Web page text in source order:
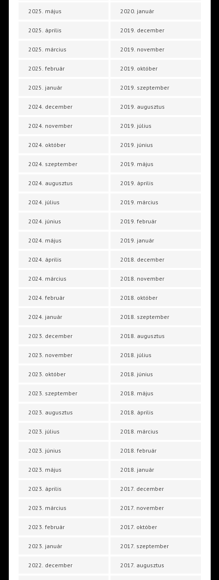
2025. május
2025. április
2025. március
2025. február
2025. január
2024. december
2024. november
2024. október
2024. szeptember
2024. augusztus
2024. július
2024. június
2024. május
2024. április
2024. március
2024. február
2024. január
2023. december
2023. november
2023. október
2023. szeptember
2023. augusztus
2023. július
2023. június
2023. május
2023. április
2023. március
2023. február
2023. január
2022. december
2020. január
2019. december
2019. november
2019. október
2019. szeptember
2019. augusztus
2019. július
2019. június
2019. május
2019. április
2019. március
2019. február
2019. január
2018. december
2018. november
2018. október
2018. szeptember
2018. augusztus
2018. július
2018. június
2018. május
2018. április
2018. március
2018. február
2018. január
2017. december
2017. november
2017. október
2017. szeptember
2017. augusztus